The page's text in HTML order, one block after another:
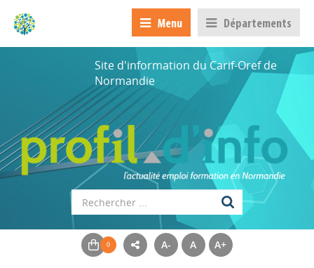
Menu Départements
Site d'information du Carif-Oref de
Normandie
A- A A+
Appels à projets